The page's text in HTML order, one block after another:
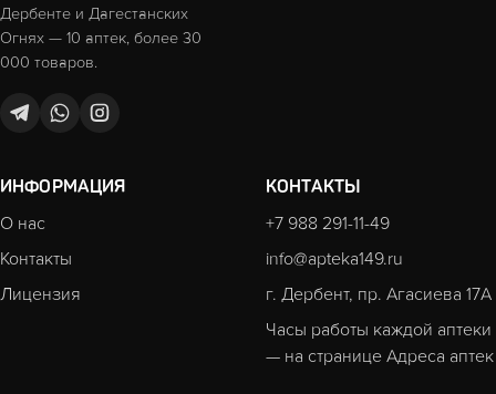
Дербенте и Дагестанских
Огнях — 10 аптек, более 30
000 товаров.
ИНФОРМАЦИЯ
О нас
Контакты
Лицензия
КОНТАКТЫ
+7 988 291-11-49
info@apteka149.ru
г. Дербент, пр. Агасиева 17А
Часы работы каждой аптеки
— на странице Адреса аптек